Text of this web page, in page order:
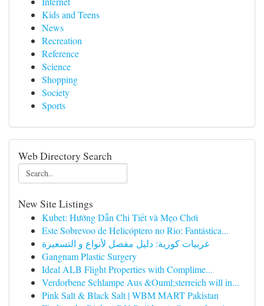
Kids and Teens
News
Recreation
Reference
Science
Shopping
Society
Sports
Web Directory Search
New Site Listings
Kubet: Hướng Dẫn Chi Tiết và Mẹo Chơi
Este Sobrevoo de Helicóptero no Rio: Fantástica...
عربيات كورية: دليل مفصل لأنواع و التسعيرة
Gangnam Plastic Surgery
Ideal ALB Flight Properties with Complime...
Verdorbene Schlampe Aus &Ouml;sterreich will in...
Pink Salt & Black Salt | WBM MART Pakistan